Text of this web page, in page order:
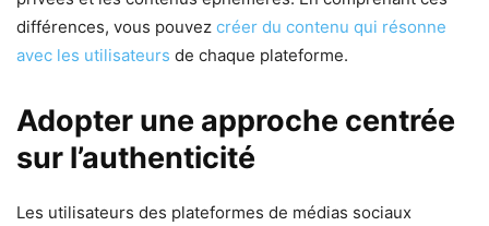
différences, vous pouvez créer du contenu qui résonne
avec les utilisateurs de chaque plateforme.
Adopter une approche centrée
sur l’authenticité
Les utilisateurs des plateformes de médias sociaux